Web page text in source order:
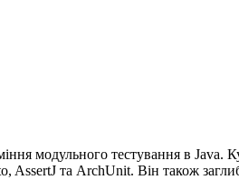
модульного тестування в Java.
та ArchUnit. Він також